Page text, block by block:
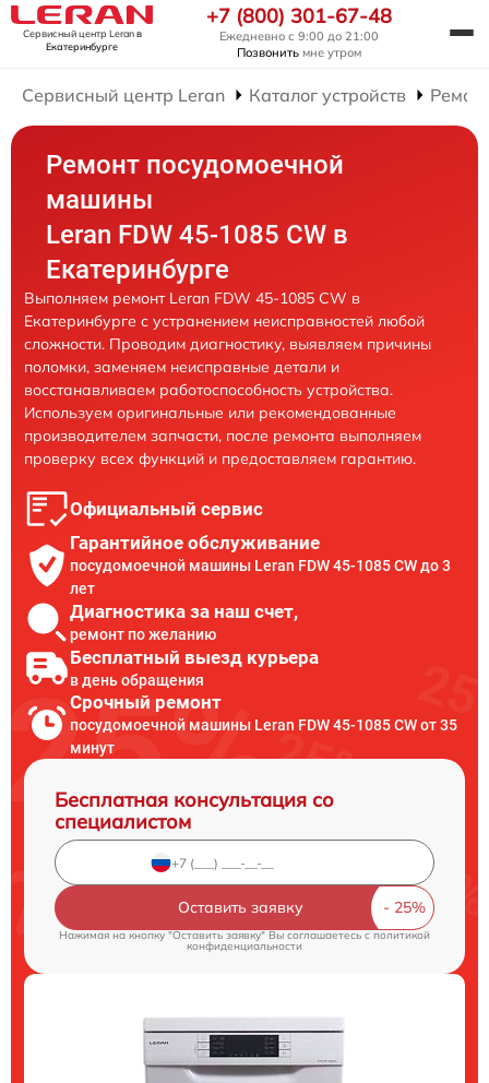
Сервисный центр Leranв
Екатеринбурге
+7 (800) 301-67-48
Ежедневно с 9:00 до 21:00
Позвонить мне утром
Сервисный центр Leran Каталог устройств
Ремонт посудомоечной
машины
Leran FDW 45-1085 CW в
Екатеринбурге
Выполняем ремонт Leran FDW 45-1085 CW в
Екатеринбурге с устранением неисправностей любой
сложности. Проводим диагностику, выявляем причины
поломки, заменяем неисправные детали и
восстанавливаем работоспособность устройства.
Используем оригинальные или рекомендованные
производителем запчасти, после ремонта выполняем
проверку всех функций и предоставляем гарантию.
Официальный сервис
Гарантийное обслуживание
посудомоечной машины Leran FDW 45-1085 CW до 3
лет
Диагностика за наш счет,
ремонт по желанию
Бесплатный выезд курьера
в день обращения
Срочный ремонт
посудомоечной машины Leran FDW 45-1085 CW от 35
минут
Бесплатная консультация со
специалистом
Оставить заявку
Нажимая на кнопку "Оставить заявку" Вы соглашаетесь cполитикой
конфиденциальности